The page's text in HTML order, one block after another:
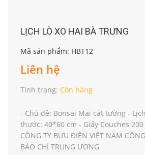
LỊCH LÒ XO HAI BÀ TRƯNG
Mã sản phẩm: HBT12
Liên hệ
Tình trạng: Còn hàng
- Chủ đề: Bonsai Mai cát tường -
thước: 40*60 cm - Giấy Couches
CÔNG TY BƯU ĐIỆN VIỆT NAM
BÁO CHÍ TRUNG ƯƠNG